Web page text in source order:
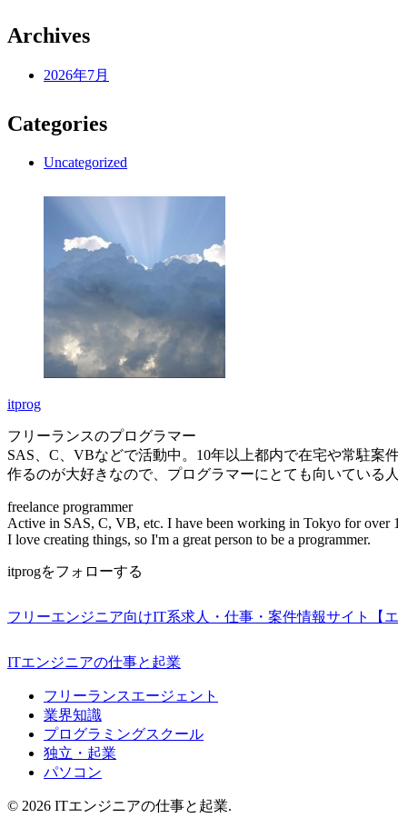
Archives
2026年7月
Categories
Uncategorized
itprog
フリーランスのプログラマー
SAS、C、VBなどで活動中。10年以上都内で在宅や常駐案
作るのが大好きなので、プログラマーにとても向いている人
freelance programmer
Active in SAS, C, VB, etc. I have been working in Tokyo for over
I love creating things, so I'm a great person to be a programmer.
itprogをフォローする
フリーエンジニア向けIT系求人・仕事・案件情報サイト【
ITエンジニアの仕事と起業
フリーランスエージェント
業界知識
プログラミングスクール
独立・起業
パソコン
© 2026 ITエンジニアの仕事と起業.